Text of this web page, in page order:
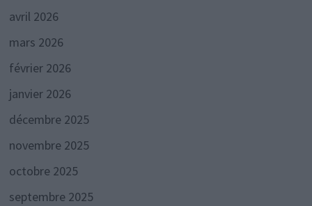
avril 2026
mars 2026
février 2026
janvier 2026
décembre 2025
novembre 2025
octobre 2025
septembre 2025